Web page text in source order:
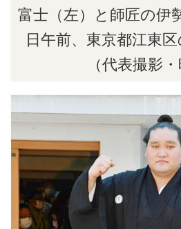
富士（左）と師匠の伊
日午前、東京都江東
（代表撮影・